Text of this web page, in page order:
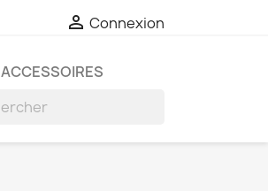
 Connexion
ACCESSOIRES